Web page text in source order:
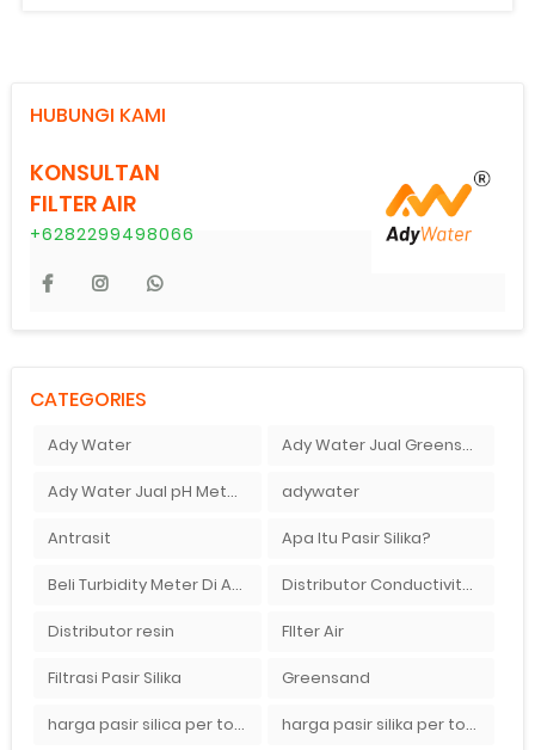
HUBUNGI KAMI
KONSULTAN
FILTER AIR
+6282299498066
CATEGORIES
Ady Water Ady Water Jual Greensand plus
Ady Water Jual pH Meter Murah Bandung adywater
Antrasit Apa Itu Pasir Silika?
Beli Turbidity Meter Di Ady Water Distributor Conductivity Meter Di Surabaya
Distributor resin FIlter Air
Filtrasi Pasir Silika Greensand
harga pasir silica per ton per kg harga pasir silika per ton per kg